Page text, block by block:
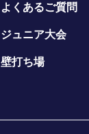
よくあるご質問
ジュニア大会
壁打ち場